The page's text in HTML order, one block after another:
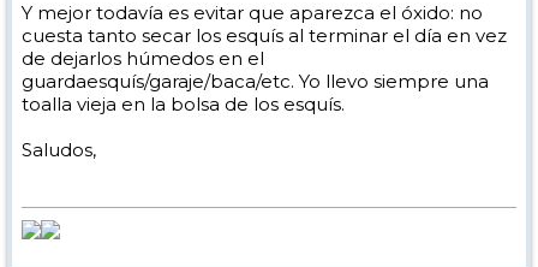
Y mejor todavía es evitar que aparezca el óxido: no
cuesta tanto secar los esquís al terminar el día en vez
de dejarlos húmedos en el
guardaesquís/garaje/baca/etc. Yo llevo siempre una
toalla vieja en la bolsa de los esquís.
Saludos,